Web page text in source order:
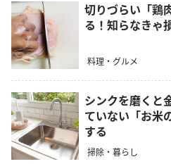
切りづらい「鶏
る！知らなきゃ
料理・グルメ
シンクを磨くと
ていない「お米
する
掃除・暮らし